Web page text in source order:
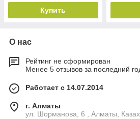
Купить
О нас
Рейтинг не сформирован
Менее 5 отзывов за последний
Работает с 14.07.2014
г. Алматы
ул. Шорманова, 6 , Алматы,